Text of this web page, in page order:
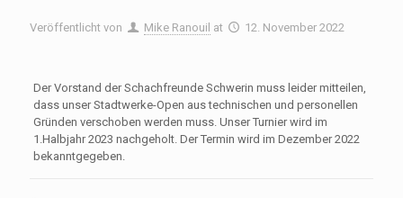
Veröffentlicht von Mike Ranouil at 12. November 2022
Der Vorstand der Schachfreunde Schwerin muss leider mitteilen,
dass unser Stadtwerke-Open aus technischen und personellen
Gründen verschoben werden muss. Unser Turnier wird im
1.Halbjahr 2023 nachgeholt. Der Termin wird im Dezember 2022
bekanntgegeben.